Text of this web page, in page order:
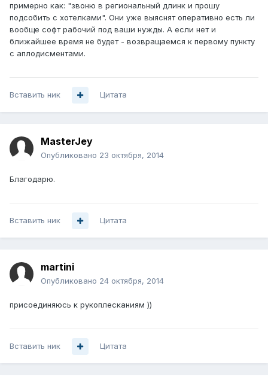
примерно как: "звоню в региональный длинк и прошу
подсобить с хотелками". Они уже выяснят оперативно есть ли
вообще софт рабочий под ваши нужды. А если нет и
ближайшее время не будет - возвращаемся к первому пункту
с аплодисментами.
Вставить ник Цитата
MasterJey
Опубликовано 23 октября, 2014
Благодарю.
Вставить ник Цитата
martini
Опубликовано 24 октября, 2014
присоединяюсь к рукоплесканиям ))
Вставить ник Цитата